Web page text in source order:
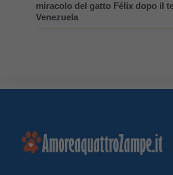
miracolo del gatto Félix dopo il
Venezuela